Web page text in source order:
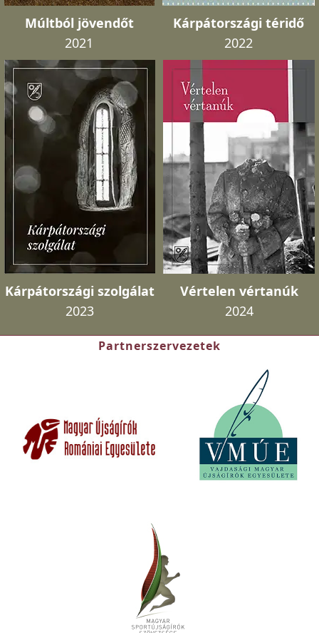
Múltból jövendőt
2021
Kárpátországi téridő
2022
Kárpátországi szolgálat
2023
Vértelen vértanúk
2024
Partnerszervezetek